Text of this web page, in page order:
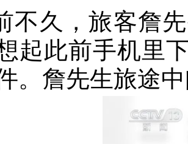
不久，旅客詹
起此前手机里
。詹先生旅途